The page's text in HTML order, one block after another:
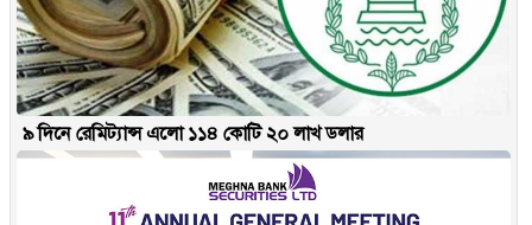
৯ দিনে রেমিট্যান্স এলো ১১৪ কোটি ২০ লাখ ডলার